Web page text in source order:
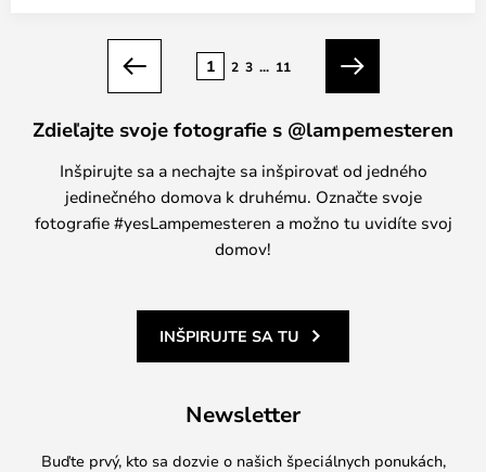
Predchádzajúci
1 2 3 ... 11
Ďalší
Zdieľajte svoje fotografie s @lampemesteren
Inšpirujte sa a nechajte sa inšpirovať od jedného
jedinečného domova k druhému. Označte svoje
fotografie #yesLampemesteren a možno tu uvidíte svoj
domov!
INŠPIRUJTE SA TU
Newsletter
Buďte prvý, kto sa dozvie o našich špeciálnych ponukách,